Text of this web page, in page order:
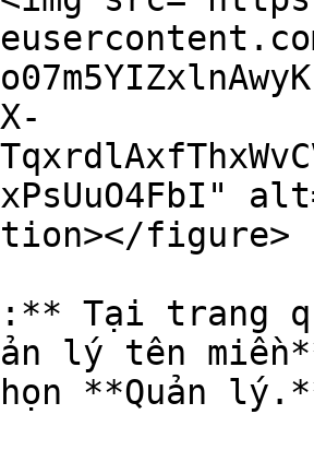
figure>
Tại trang
lý tên
**Quản